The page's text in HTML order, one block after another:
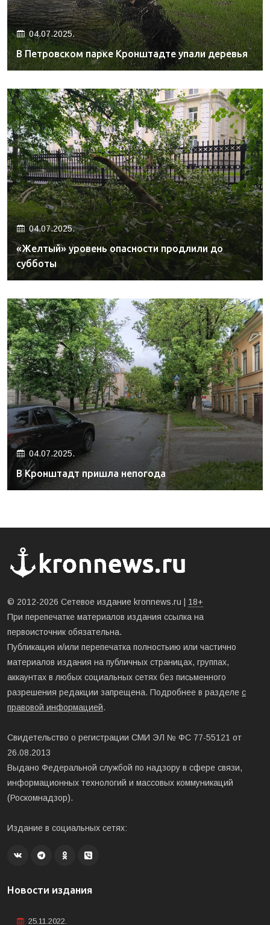
04.07.2025.
В Петровском парке Кронштадте упали деревья
04.07.2025.
«Желтый» уровень опасности продлили до
субботы
04.07.2025.
В Кронштадт пришла непогода
© 2012-2026 Сетевое издание kronnews.ru | 18+
При перепечатке материалов издания ссылка на
первоисточник обязательна.
Публикация и/или перепечатка полностьию или частично
материалов издания на публичных страницах, группах,
аккаунтах в любых социальных сетях без письменного
разрешения редакции запрещена. Подробнее в разделе с
правовой информацией.
Свидетельство о регистрации СМИ ЭЛ № ФС 77-55121 от
26.08.2013
Выдано Федеральной службой по надзору в сфере связи,
информационных технологий и массовых коммуникаций
(Роскомнадзор).
Издание в социальных сетях:
Новости издания
25.11.2022.